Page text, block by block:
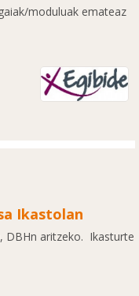
moduluak emateaz
Ikastolan
DBHn aritzeko. Ikasturte